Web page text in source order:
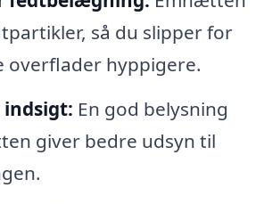
så du slipper for
overflader hyppigere.
indsigt: En god belysning
giver bedre udsyn til